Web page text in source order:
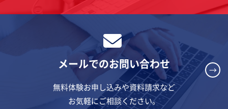
メールでのお問い合わせ
無料体験お申し込みや資料請求など
お気軽にご相談ください。
→